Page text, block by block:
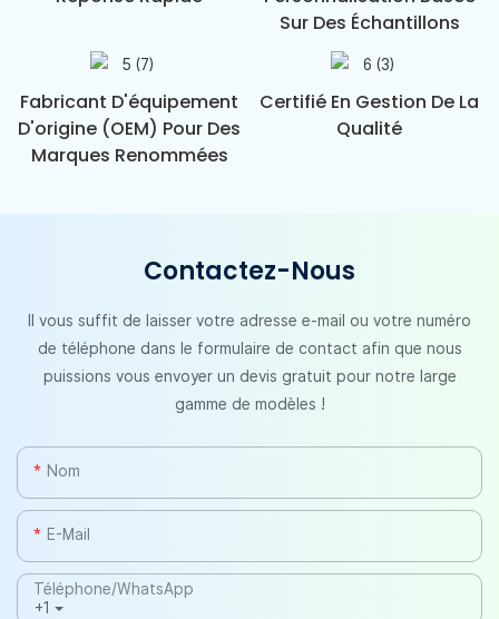
Sur Des Échantillons
Fabricant D'équipement
D'origine (OEM) Pour Des
Marques Renommées
Certifié En Gestion De La
Qualité
Contactez-Nous
Il vous suffit de laisser votre adresse e-mail ou votre numéro
de téléphone dans le formulaire de contact afin que nous
puissions vous envoyer un devis gratuit pour notre large
gamme de modèles !
Nom
E-Mail
+1
Téléphone/WhatsApp